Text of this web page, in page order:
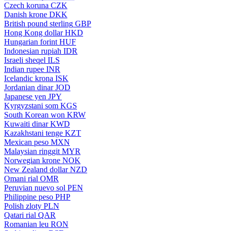
Czech koruna CZK
Danish krone DKK
British pound sterling GBP
Hong Kong dollar HKD
Hungarian forint HUF
Indonesian rupiah IDR
Israeli sheqel ILS
Indian rupee INR
Icelandic krona ISK
Jordanian dinar JOD
Japanese yen JPY
Kyrgyzstani som KGS
South Korean won KRW
Kuwaiti dinar KWD
Kazakhstani tenge KZT
Mexican peso MXN
Malaysian ringgit MYR
Norwegian krone NOK
New Zealand dollar NZD
Omani rial OMR
Peruvian nuevo sol PEN
Philippine peso PHP
Polish zloty PLN
Qatari rial QAR
Romanian leu RON